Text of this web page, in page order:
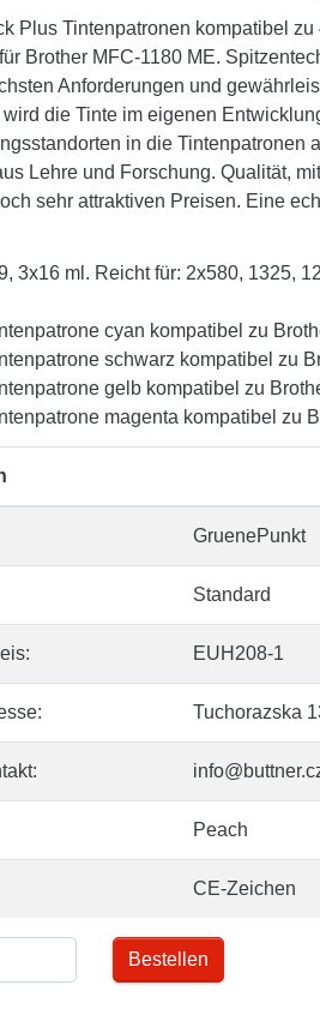
Plus Tintenpatronen kompatibel
Brother MFC-1180 ME.
Anforderungen und
die Tinte im eigenen
in die Tintenpatronen
Lehre und Forschung. Qualität,
sehr attraktiven Preisen. Eine
3x16 ml. Reicht für: 2x580, 1325,
cyan kompatibel zu
schwarz kompatibel zu
gelb kompatibel zu
magenta kompatibel zu
GruenePunkt
Standard
EUH208-1
Tuchorazska
Peach
CE-Zeichen
Bestellen